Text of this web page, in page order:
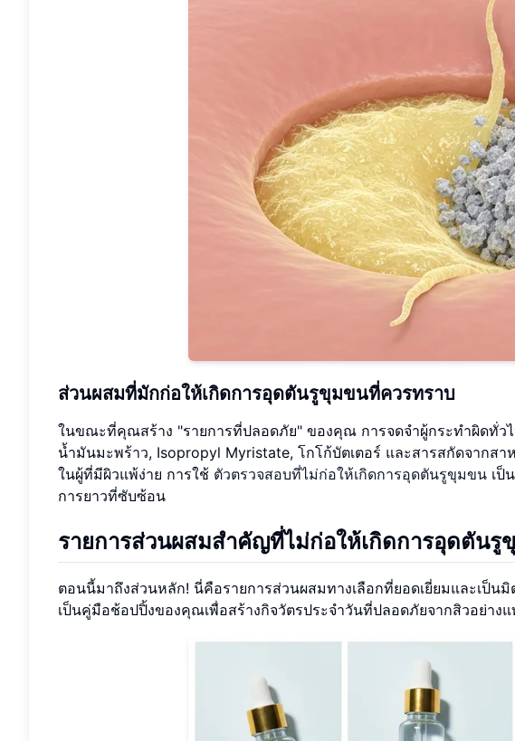
ส่วนผสมที่มักก่อให้เกิดการอุดตันรูขุมขนที่ควรทราบ
ในขณะที่คุณสร้าง "รายการที่ปลอดภัย" ของคุณ การจดจำผู้กระทำผิดทั่ว
น้ำมันมะพร้าว, Isopropyl Myristate, โกโก้บัตเตอร์ และสารสกัดจากส
ในผู้ที่มีผิวแพ้ง่าย การใช้ ตัวตรวจสอบที่ไม่ก่อให้เกิดการอุดตันรูขุมขน เป็
การยาวที่ซับซ้อน
รายการส่วนผสมสำคัญที่ไม่ก่อให้เกิดการอุดตันรู
ตอนนี้มาถึงส่วนหลัก! นี่คือรายการส่วนผสมทางเลือกที่ยอดเยี่ยมและเป็
เป็นคู่มือช้อปปิ้งของคุณเพื่อสร้างกิจวัตรประจำวันที่ปลอดภัยจากสิวอย่างแ